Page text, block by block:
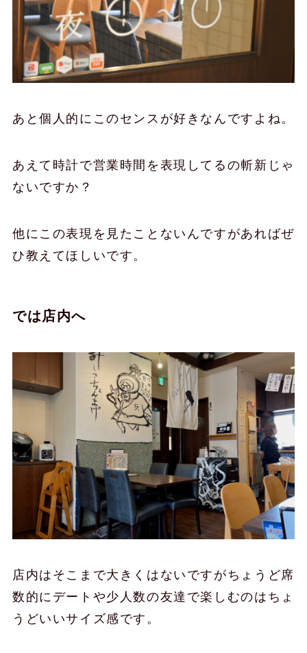
あと個人的にこのセンスが好きなんですよね。
あえて時計で営業時間を表現してるの斬新じゃ
ないですか？
他にこの表現を見たことないんですがあればぜ
ひ教えてほしいです。
では店内へ
店内はそこまで大きくはないですがちょうど席
数的にデートや少人数の友達で楽しむのはちょ
うどいいサイズ感です。